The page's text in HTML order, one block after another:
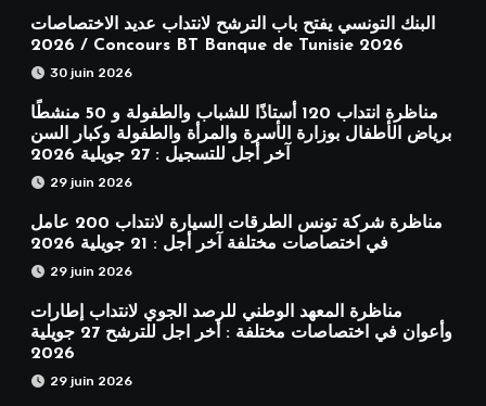
البنك التونسي يفتح باب الترشح لانتداب عديد الاختصاصات
2026 / Concours BT Banque de Tunisie 2026
30 juin 2026
مناظرة انتداب 120 أستاذًا للشباب والطفولة و 50 منشطًا
برياض الأطفال بوزارة الأسرة والمرأة والطفولة وكبار السن
آخر أجل للتسجيل : 27 جويلية 2026
29 juin 2026
مناظرة شركة تونس الطرقات السيارة لانتداب 200 عامل
في اختصاصات مختلفة آخر أجل : 21 جويلية 2026
29 juin 2026
مناظرة المعهد الوطني للرصد الجوي لانتداب إطارات
وأعوان في اختصاصات مختلفة : أخر اجل للترشح 27 جويلية
2026
29 juin 2026